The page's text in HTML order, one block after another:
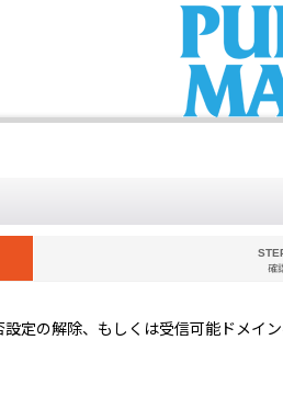
確
定の解除、もしくは受信可能ドメイン